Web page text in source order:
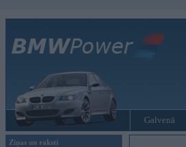
Galvenā
Ziņas un raksti